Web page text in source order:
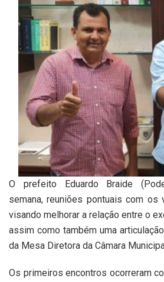
O prefeito Eduardo Braide
semana, reuniões pontuais com os
visando melhorar a relação entre o
assim como também uma
da Mesa Diretora da Câmara
Os primeiros encontros ocorreram